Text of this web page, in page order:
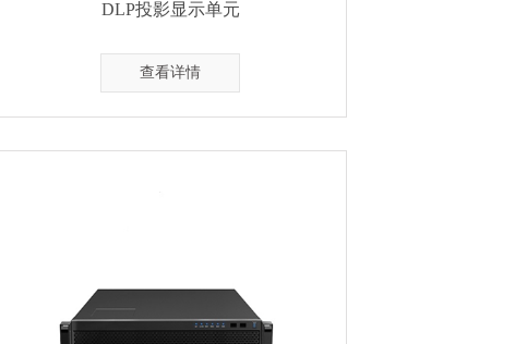
DLP投影显示单元
查看详情